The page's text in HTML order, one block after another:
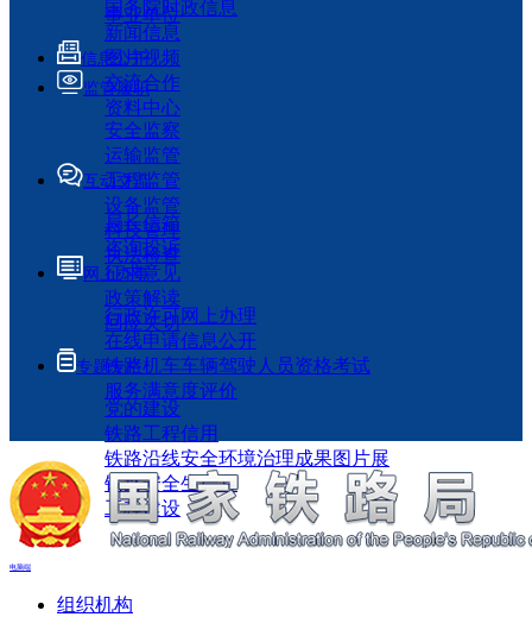
事业单位
国务院时政信息
新闻信息
图片视频
交流合作
资料中心
信息公开
监管履职
安全监察
运输监管
工程监管
设备监管
科技管理
执法检查
互动交流
局长信箱
咨询投诉
征求意见
政策解读
回应关切
网上办事
行政许可网上办理
在线申请信息公开
铁路机车车辆驾驶人员资格考试
服务满意度评价
专题专栏
党的建设
铁路工程信用
铁路沿线安全环境治理成果图片展
铁路安全生产月
工程建设
电脑端
组织机构